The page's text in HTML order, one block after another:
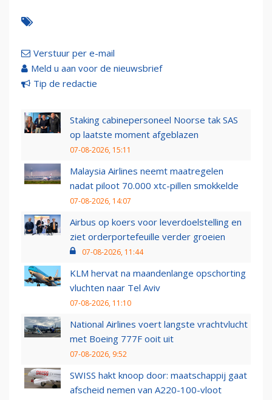
Verstuur per e-mail
Meld u aan voor de nieuwsbrief
Tip de redactie
Staking cabinepersoneel Noorse tak SAS
op laatste moment afgeblazen
07-08-2026, 15:11
Malaysia Airlines neemt maatregelen
nadat piloot 70.000 xtc-pillen smokkelde
07-08-2026, 14:07
Airbus op koers voor leverdoelstelling en
ziet orderportefeuille verder groeien
07-08-2026, 11:44
KLM hervat na maandenlange opschorting
vluchten naar Tel Aviv
07-08-2026, 11:10
National Airlines voert langste vrachtvlucht
met Boeing 777F ooit uit
07-08-2026, 9:52
SWISS hakt knoop door: maatschappij gaat
afscheid nemen van A220-100-vloot